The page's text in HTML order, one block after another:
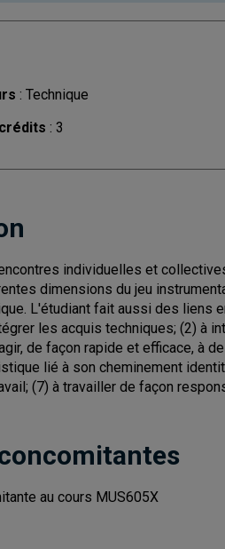
: Technique
: 3
individuelles et
dimensions du jeu
L'étudiant fait aussi des liens
les acquis techniques; (2) à
de façon rapide et efficace, à
lié à son cheminement
(7) à travailler de façon
au cours MUS605X